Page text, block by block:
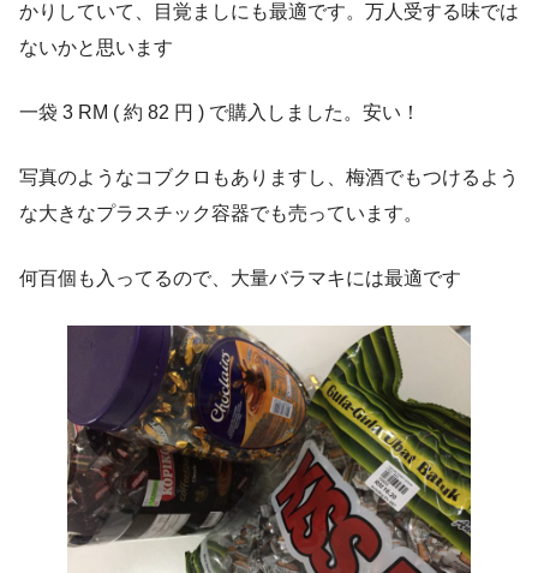
かりしていて、目覚ましにも最適です。万人受する味では
ないかと思います
一袋 3 RM ( 約 82 円 ) で購入しました。安い！
写真のようなコブクロもありますし、梅酒でもつけるよう
な大きなプラスチック容器でも売っています。
何百個も入ってるので、大量バラマキには最適です